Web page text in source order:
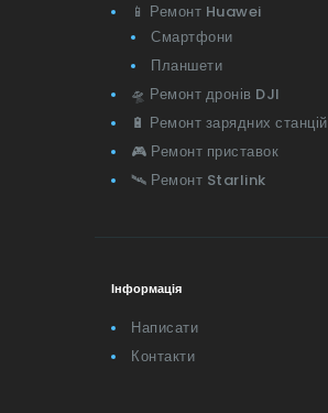
📱 Ремонт Huawei
Смартфони
Планшети
🛸 Ремонт дронів DJI
🔋 Ремонт зарядних станцій
🎮 Ремонт приставок
🛰 Ремонт Starlink
Інформація
Написати
Контакти